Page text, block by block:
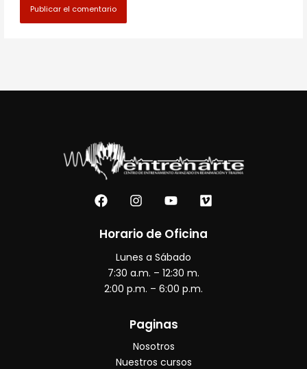
F
a
e
o
k
I
n
t
g
r
a
Y
o
t
b
e
V
i
e
Horario de Oficina
Lunes a Sábado
7:30 a.m. – 12:30 m.
2:00 p.m. – 6:00 p.m.
Paginas
Nosotros
Nuestros cursos